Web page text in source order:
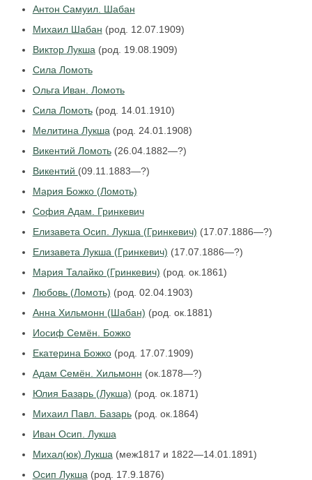
Антон Самуил. Шабан
Михаил Шабан (род. 12.07.1909)
Виктор Лукша(род. 19.08.1909)
Сила Ломоть
Ольга Иван. Ломоть
Сила Ломоть(род. 14.01.1910)
Мелитина Лукша(род. 24.01.1908)
Викентий Ломоть(26.04.1882—?)
Викентий (09.11.1883—?)
Мария Божко (Ломоть)
София Адам. Гринкевич
Елизавета Осип. Лукша (Гринкевич) (17.07.1886—?)
Елизавета Лукша (Гринкевич) (17.07.1886—?)
Мария Талайко (Гринкевич) (род. ок.1861)
Любовь (Ломоть) (род. 02.04.1903)
Анна Хильмонн (Шабан) (род. ок.1881)
Иосиф Семён. Божко
Екатерина Божко(род. 17.07.1909)
Адам Семён. Хильмонн (ок.1878—?)
Юлия Базарь (Лукша) (род. ок.1871)
Михаил Павл. Базарь(род. ок.1864)
Иван Осип. Лукша
Михал(юк) Лукша(меж1817 и 1822—14.01.1891)
Осип Лукша(род. 17.9.1876)